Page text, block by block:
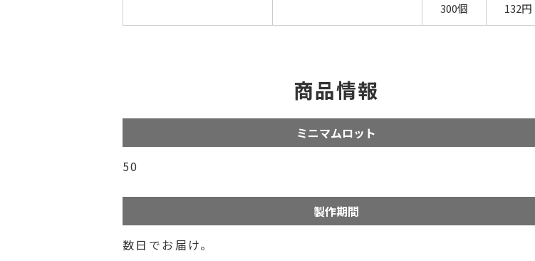
300個 132円
商品情報
ミニマムロット
50
製作期間
数日でお届け。